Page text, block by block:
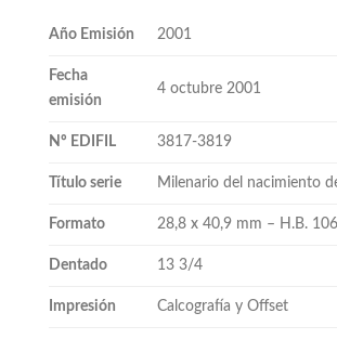
Año Emisión 2001
Fecha
emisión
4 octubre 2001
Nº EDIFIL 3817-3819
Título serie Milenario del nacimiento
Formato 28,8 x 40,9 mm – H.B.
Dentado 13 3/4
Impresión Calcografía y Offset